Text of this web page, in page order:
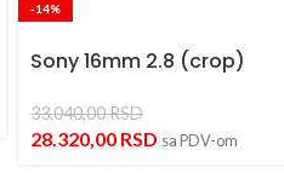
-14%
Sony 16mm 2.8 (crop)
33.040,00RSD
28.320,00 RSD sa PDV-om